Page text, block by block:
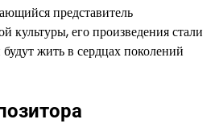
представитель
культуры, его произведения стали
жить в сердцах поколений